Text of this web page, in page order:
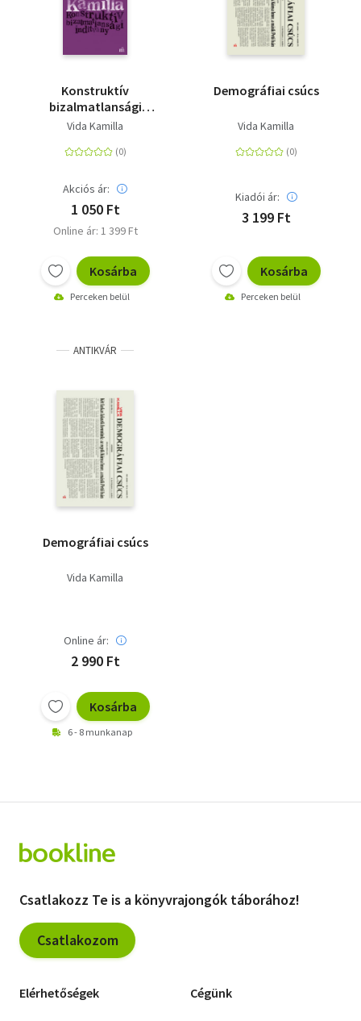
Konstruktív
bizalmatlansági
indítvány
Vida Kamilla
Akciós ár:
1 050 Ft
Online ár: 1 399 Ft
Kosárba
Perceken belül
Demográfiai csúcs
Vida Kamilla
Kiadói ár:
3 199 Ft
Kosárba
Perceken belül
ANTIKVÁR
Demográfiai csúcs
Vida Kamilla
Online ár:
2 990 Ft
Kosárba
6 - 8 munkanap
Csatlakozz Te is a könyvrajongók táborához!
Csatlakozom
Elérhetőségek Cégünk